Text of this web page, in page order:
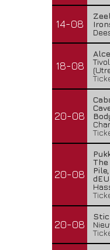
14-08
18-08
20-08
20-08
20-08